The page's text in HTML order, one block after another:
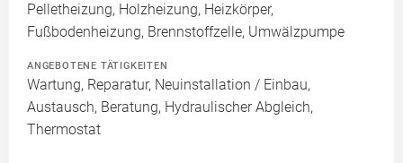
Pelletheizung, Holzheizung, Heizkörper,
Fußbodenheizung, Brennstoffzelle, Umwälzpumpe
ANGEBOTENE TÄTIGKEITEN
Wartung, Reparatur, Neuinstallation / Einbau,
Austausch, Beratung, Hydraulischer Abgleich,
Thermostat